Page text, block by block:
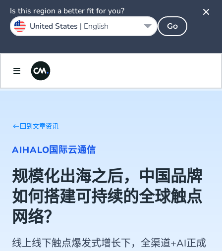
回到文章资讯
AIHALO国际云通信
规模化出海之后，中国品牌
如何搭建可持续的全球触点
网络？
线上线下触点爆发式增长下，全渠道+AI正成
Is this region a better fit for you?
United States | English Go